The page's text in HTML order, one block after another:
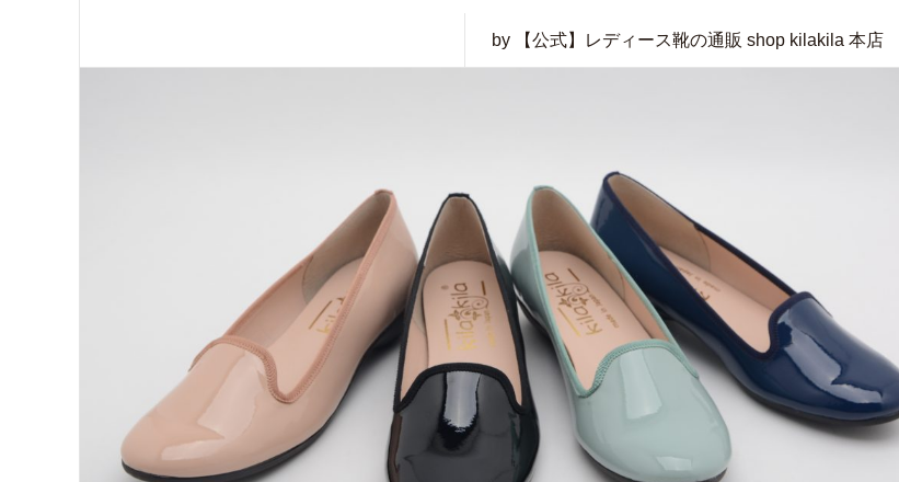
by 【公式】レディース靴の通販 shop kilakila 本店